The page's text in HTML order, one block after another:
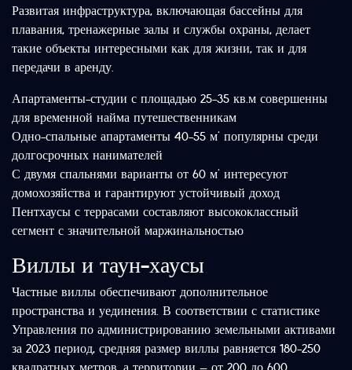
Развитая инфраструктура, включающая бассейны для
плавания, тренажерные залы и службы охраны, делает
такие объекты интересными как для жизни, так и для
передачи в аренду.
Апартаменты-студии с площадью 25-35 кв.м совершенны
для временной найма путешественникам
Одно-спальные апартаменты 40-55 м² популярны среди
долгосрочных нанимателей
С двумя спальнями варианты от 60 м² интересуют
домохозяйства и гарантируют устойчивый доход
Пентхаусы с террасами составляют высококлассный
сегмент с значительной маржинальностью
Виллы и таун-хаусы
Частные виллы обеспечивают дополнительное
пространства и уединения. В соответствии с статистике
Управления по администрированию земельными активами
за 2023 период, средняя размер виллы равняется 180-250
квадратных метров, а территории — от 200 до 600